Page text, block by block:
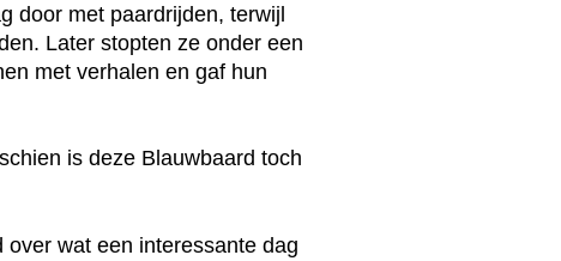
door met paardrijden, terwijl
Later stopten ze onder een
met verhalen en gaf hun
is deze Blauwbaard toch
wat een interessante dag